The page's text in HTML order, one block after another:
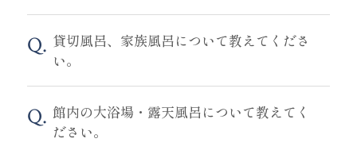
貸切風呂、家族風呂について教えてくださ
い。
館内の大浴場・露天風呂について教えてく
ださい。